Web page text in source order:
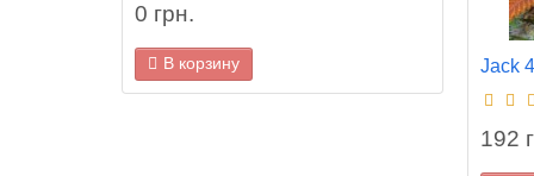
0 грн.
В корзину Jack
192